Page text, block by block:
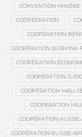
CONVENTION MINIÈRE
COOPEERATION
COOPÉRATION
COOPÉRATION BURKINA
COOPÉRATION
COOPÉRATION
COOPÉRATION MALI-
COOPÉRATION
COOPÉRATION RUSSIE
COOPÉRATION RUSSIE-